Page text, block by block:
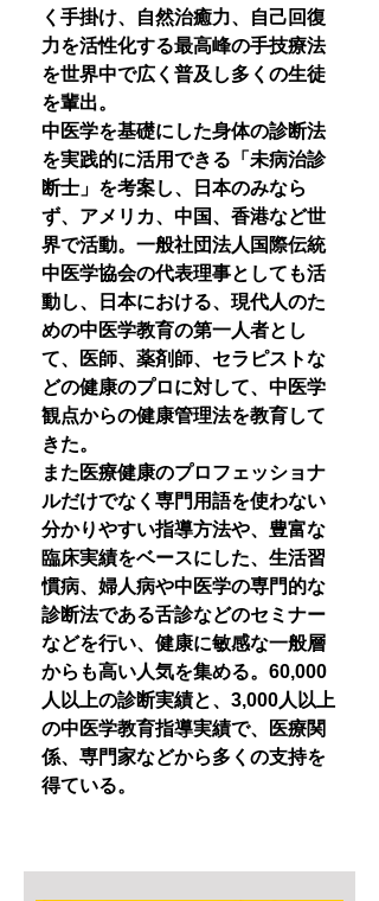
く手掛け、自然治癒力、自己回復
力を活性化する最高峰の手技療法
を世界中で広く普及し多くの生徒
を輩出。
中医学を基礎にした身体の診断法
を実践的に活用できる「未病治診
断士」を考案し、日本のみなら
ず、アメリカ、中国、香港など世
界で活動。一般社団法人国際伝統
中医学協会の代表理事としても活
動し、日本における、現代人のた
めの中医学教育の第一人者とし
て、医師、薬剤師、セラピストな
どの健康のプロに対して、中医学
観点からの健康管理法を教育して
きた。
また医療健康のプロフェッショナ
ルだけでなく専門用語を使わない
分かりやすい指導方法や、豊富な
臨床実績をベースにした、生活習
慣病、婦人病や中医学の専門的な
診断法である舌診などのセミナー
などを行い、健康に敏感な一般層
からも高い人気を集める。60,000
人以上の診断実績と、3,000人以上
の中医学教育指導実績で、医療関
係、専門家などから多くの支持を
得ている。